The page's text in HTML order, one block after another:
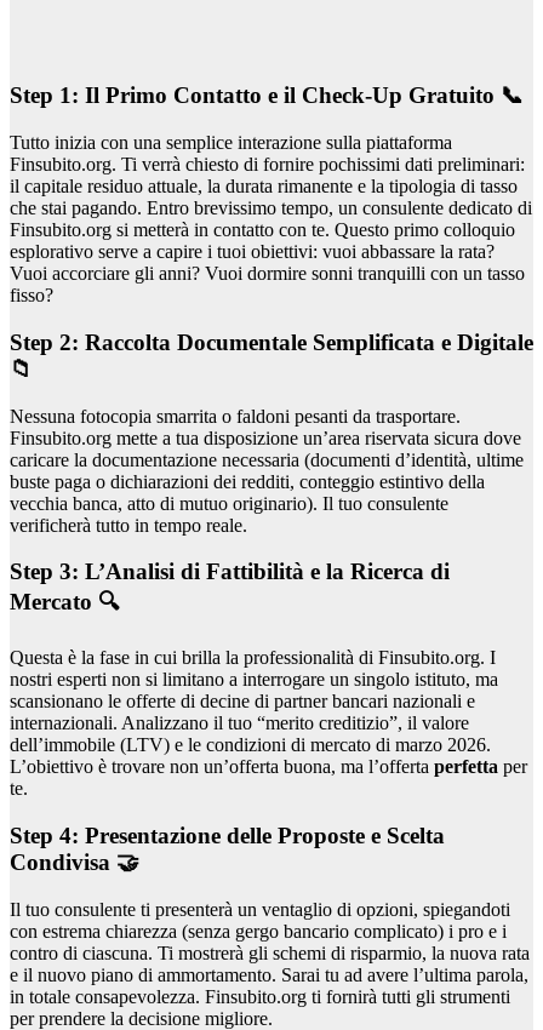
Step 1: Il Primo Contatto e il Check-Up Gratuito 📞
Tutto inizia con una semplice interazione sulla piattaforma
Finsubito.org. Ti verrà chiesto di fornire pochissimi dati preliminari:
il capitale residuo attuale, la durata rimanente e la tipologia di tasso
che stai pagando. Entro brevissimo tempo, un consulente dedicato di
Finsubito.org si metterà in contatto con te. Questo primo colloquio
esplorativo serve a capire i tuoi obiettivi: vuoi abbassare la rata?
Vuoi accorciare gli anni? Vuoi dormire sonni tranquilli con un tasso
fisso?
Step 2: Raccolta Documentale Semplificata e Digitale
📁
Nessuna fotocopia smarrita o faldoni pesanti da trasportare.
Finsubito.org mette a tua disposizione un’area riservata sicura dove
caricare la documentazione necessaria (documenti d’identità, ultime
buste paga o dichiarazioni dei redditi, conteggio estintivo della
vecchia banca, atto di mutuo originario). Il tuo consulente
verificherà tutto in tempo reale.
Step 3: L’Analisi di Fattibilità e la Ricerca di
Mercato 🔍
Questa è la fase in cui brilla la professionalità di Finsubito.org. I
nostri esperti non si limitano a interrogare un singolo istituto, ma
scansionano le offerte di decine di partner bancari nazionali e
internazionali. Analizzano il tuo “merito creditizio”, il valore
dell’immobile (LTV) e le condizioni di mercato di marzo 2026.
L’obiettivo è trovare non un’offerta buona, ma l’offerta perfetta per
te.
Step 4: Presentazione delle Proposte e Scelta
Condivisa 🤝
Il tuo consulente ti presenterà un ventaglio di opzioni, spiegandoti
con estrema chiarezza (senza gergo bancario complicato) i pro e i
contro di ciascuna. Ti mostrerà gli schemi di risparmio, la nuova rata
e il nuovo piano di ammortamento. Sarai tu ad avere l’ultima parola,
in totale consapevolezza. Finsubito.org ti fornirà tutti gli strumenti
per prendere la decisione migliore.